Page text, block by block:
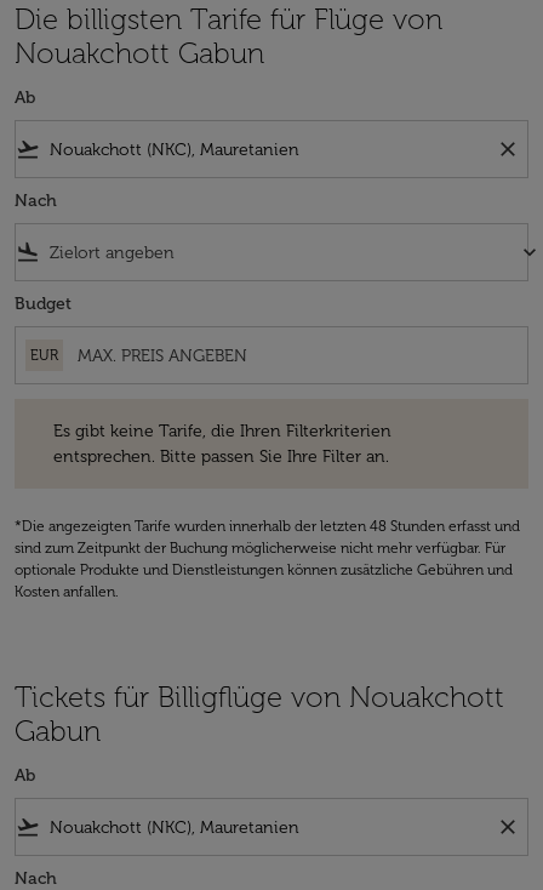
Die billigsten Tarife für Flüge von
Nouakchott Gabun
Ab
flight_takeoff close
Nach
flight_land keyboard_arrow_down
Budget
EUR
Es gibt keine Tarife, die Ihren Filterkriterien
entsprechen. Bitte passen Sie Ihre Filter an.
*Die angezeigten Tarife wurden innerhalb der letzten 48 Stunden erfasst und
sind zum Zeitpunkt der Buchung möglicherweise nicht mehr verfügbar. Für
optionale Produkte und Dienstleistungen können zusätzliche Gebühren und
Kosten anfallen.
Tickets für Billigflüge von Nouakchott
Gabun
Ab
flight_takeoff close
Nach